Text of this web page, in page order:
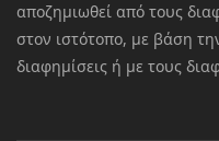
αποζημιωθεί από τους
στον ιστότοπο, με βάση
διαφημίσεις ή με τους